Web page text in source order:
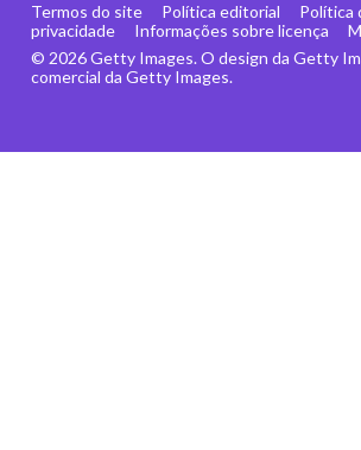
© 2026 Getty Images. O design da Getty
comercial da Getty Images.
Termos do site Política editorial
Política
privacidade
Informações sobre licença